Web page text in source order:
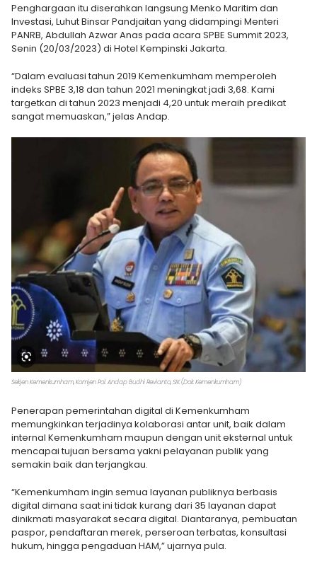
Penghargaan itu diserahkan langsung Menko Maritim dan
Investasi, Luhut Binsar Pandjaitan yang didampingi Menteri
PANRB, Abdullah Azwar Anas pada acara SPBE Summit 2023,
Senin (20/03/2023) di Hotel Kempinski Jakarta.
“Dalam evaluasi tahun 2019 Kemenkumham memperoleh
indeks SPBE 3,18 dan tahun 2021 meningkat jadi 3,68. Kami
targetkan di tahun 2023 menjadi 4,20 untuk meraih predikat
sangat memuaskan,” jelas Andap.
Sekjen Kemenkumham, Komjen Pol. Andap Budhi Revianto, SIK (Dok. Kemenkumham)
Penerapan pemerintahan digital di Kemenkumham
memungkinkan terjadinya kolaborasi antar unit, baik dalam
internal Kemenkumham maupun dengan unit eksternal untuk
mencapai tujuan bersama yakni pelayanan publik yang
semakin baik dan terjangkau.
“Kemenkumham ingin semua layanan publiknya berbasis
digital dimana saat ini tidak kurang dari 35 layanan dapat
dinikmati masyarakat secara digital. Diantaranya, pembuatan
paspor, pendaftaran merek, perseroan terbatas, konsultasi
hukum, hingga pengaduan HAM,” ujarnya pula.